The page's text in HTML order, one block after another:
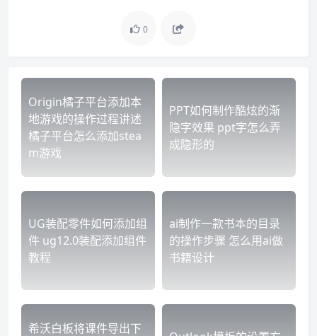
0
Origin橘子平台添加本
地游戏的操作过程讲述
橘子平台怎么添加stea
m游戏
PPT如何制作酷炫的渐
隐字效果 ppt字怎么弄
成隐形的
UG装配零件如何添加组
件 ug12.0装配添加组件
教程
ai制作一款书本的目录
的操作步骤 怎么用ai做
书籍设计
希沃白板将课件导出下